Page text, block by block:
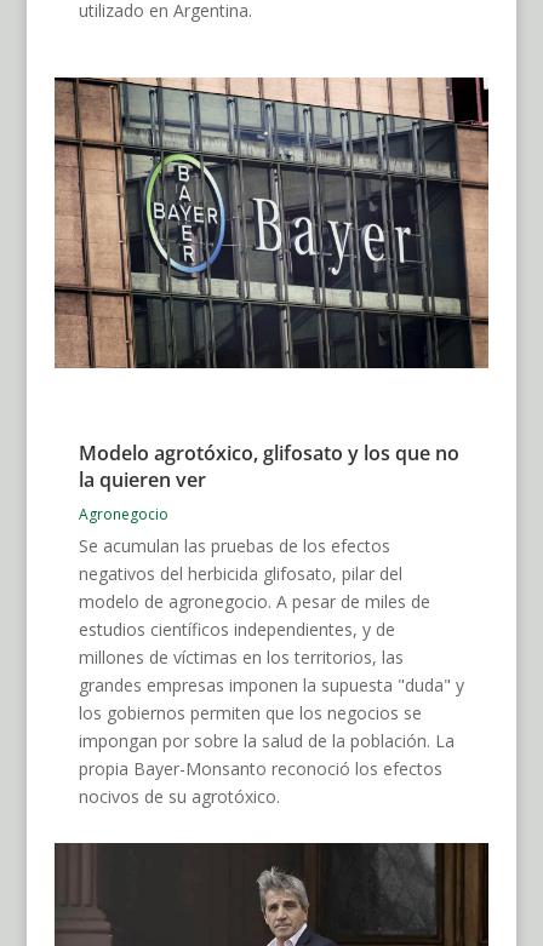
utilizado en Argentina.
Modelo agrotóxico, glifosato y los que no
la quieren ver
Agronegocio
Se acumulan las pruebas de los efectos
negativos del herbicida glifosato, pilar del
modelo de agronegocio. A pesar de miles de
estudios científicos independientes, y de
millones de víctimas en los territorios, las
grandes empresas imponen la supuesta "duda" y
los gobiernos permiten que los negocios se
impongan por sobre la salud de la población. La
propia Bayer-Monsanto reconoció los efectos
nocivos de su agrotóxico.